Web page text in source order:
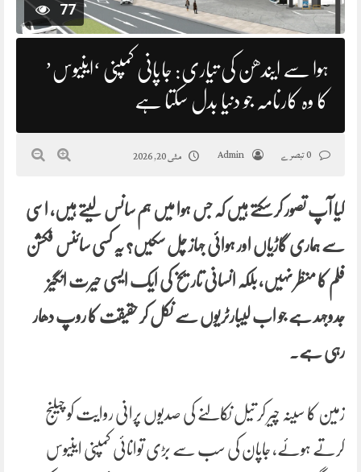
77
ہوا سے ایندھن کی تیاری: جاپانی کمپنی ‘اینیوس’
کا وہ کارنامہ جو دنیا بدل سکتا ہے
Admin مئی 20, 2026
کیا آپ تصور کر سکتے ہیں کہ جس ہوا میں ہم سانس لیتے ہیں، اسی
سے ہماری گاڑیاں اور ہوائی جہاز چل سکیں؟ یہ کسی سائنس فکشن
فلم کا منظر نہیں، بلکہ انسانی تاریخ کی ایک ایسی حیرت انگیز
جدوجہد ہے جو اب لیبارٹریوں سے نکل کر حقیقت کا روپ دھار
رہی ہے۔
زمین کا سینہ چیر کر تیل نکالنے کی صدیوں پرانی روایت کو چیلنج
کرتے ہوئے، جاپان کی سب سے بڑی توانائی کمپنی اینیوس